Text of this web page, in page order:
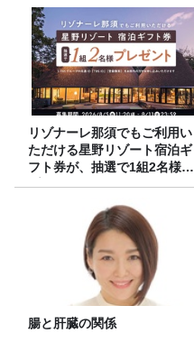
リゾナーレ那須でもご利用い
ただける星野リゾート宿泊ギ
フト券が、抽選で1組2名様に
プレゼント！
腸と肝臓の関係